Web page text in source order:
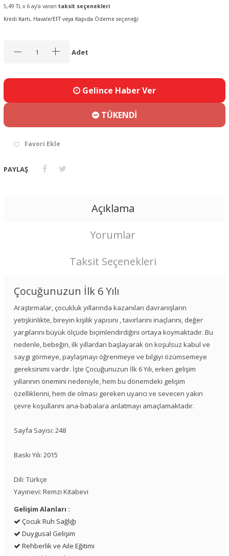
5,49 TL x 6 ay’a varan taksit seçenekleri
Kredi Kartı, Havale/EFT veya Kapıda Ödeme seçeneği
Adet
Gelince Haber Ver
TÜKENDİ
Favori Ekle
PAYLAŞ
Açıklama
Yorumlar
Taksit Seçenekleri
Çocuğunuzun İlk 6 Yılı
Araştırmalar, çocukluk yıllarında kazanılan davranışların
yetişkinlikte, bireyin kişilik yapısını , tavırlarını inaçlarını, değer
yargılarını büyük ölçüde biçimlendirdiğini ortaya koymaktadır. Bu
nedenle, bebeğin, ilk yıllardan başlayarak ön koşulsuz kabul ve
saygı görmeye, paylaşmayı öğrenmeye ve bilgiyi özümsemeye
gereksinimi vardır. İşte Çocuğunuzun İlk 6 Yılı, erken gelişim
yıllarının önemini nedeniyle, hem bu dönemdeki gelişim
özelliklerini, hem de olması gereken uyarıcı ve sevecen yakın
çevre koşullarını ana-babalara anlatmayı amaçlamaktadır.
Sayfa Sayısı: 248
Baskı Yılı: 2015
Dili: Türkçe
Yayınevi: Remzi Kitabevi
Gelişim Alanları :
Çocuk Ruh Sağlığı
Duygusal Gelişim
Rehberlik ve Aile Eğitimi